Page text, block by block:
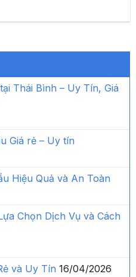
Thái Bình – Uy Tín, Giá
Giá rẻ – Uy tín
Hiệu Quả và An Toàn
Chọn Dịch Vụ và Cách
và Uy Tín 16/04/2026